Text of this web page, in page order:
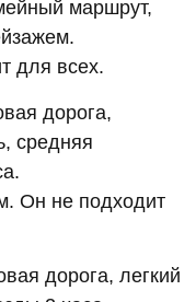
маршрут,
для всех.
дорога,
средняя
Он не подходит
дорога, легкий